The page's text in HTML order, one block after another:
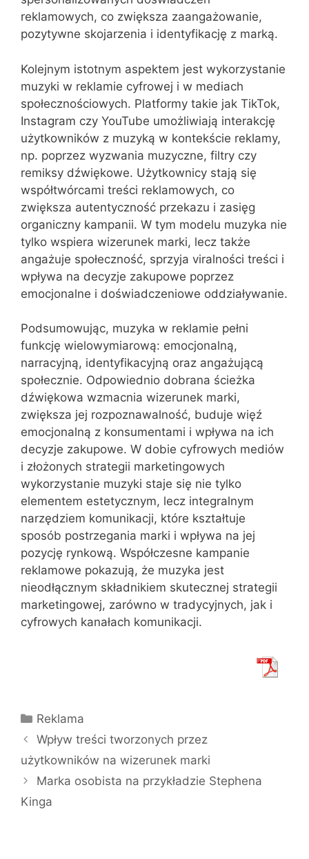
reklamowych, co zwiększa zaangażowanie,
pozytywne skojarzenia i identyfikację z marką.
Kolejnym istotnym aspektem jest wykorzystanie
muzyki w reklamie cyfrowej i w mediach
społecznościowych. Platformy takie jak TikTok,
Instagram czy YouTube umożliwiają interakcję
użytkowników z muzyką w kontekście reklamy,
np. poprzez wyzwania muzyczne, filtry czy
remiksy dźwiękowe. Użytkownicy stają się
współtwórcami treści reklamowych, co
zwiększa autentyczność przekazu i zasięg
organiczny kampanii. W tym modelu muzyka nie
tylko wspiera wizerunek marki, lecz także
angażuje społeczność, sprzyja viralności treści i
wpływa na decyzje zakupowe poprzez
emocjonalne i doświadczeniowe oddziaływanie.
Podsumowując, muzyka w reklamie pełni
funkcję wielowymiarową: emocjonalną,
narracyjną, identyfikacyjną oraz angażującą
społecznie. Odpowiednio dobrana ścieżka
dźwiękowa wzmacnia wizerunek marki,
zwiększa jej rozpoznawalność, buduje więź
emocjonalną z konsumentami i wpływa na ich
decyzje zakupowe. W dobie cyfrowych mediów
i złożonych strategii marketingowych
wykorzystanie muzyki staje się nie tylko
elementem estetycznym, lecz integralnym
narzędziem komunikacji, które kształtuje
sposób postrzegania marki i wpływa na jej
pozycję rynkową. Współczesne kampanie
reklamowe pokazują, że muzyka jest
nieodłącznym składnikiem skutecznej strategii
marketingowej, zarówno w tradycyjnych, jak i
cyfrowych kanałach komunikacji.
Kategorie
Reklama
Wpływ treści tworzonych przez
użytkowników na wizerunek marki
Marka osobista na przykładzie Stephena
Kinga